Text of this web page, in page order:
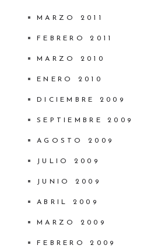
MARZO 2011
FEBRERO 2011
MARZO 2010
ENERO 2010
DICIEMBRE 2009
SEPTIEMBRE 2009
AGOSTO 2009
JULIO 2009
JUNIO 2009
ABRIL 2009
MARZO 2009
FEBRERO 2009